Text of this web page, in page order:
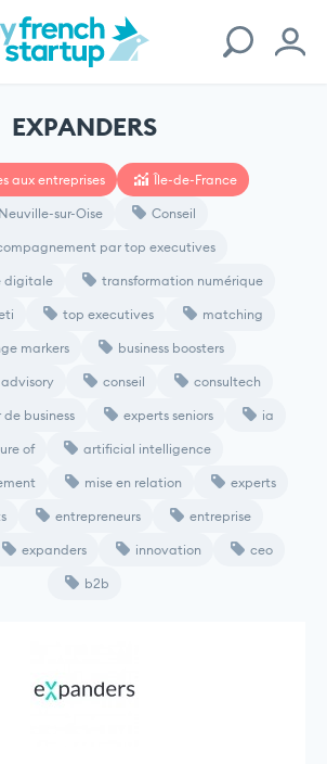
EXPANDERS
aux entreprises Île-de-France
Neuville-sur-Oise Conseil
par top executives
digitale transformation numérique
top executives matching
markers business boosters
conseil consultech
business experts seniors ia
of artificial intelligence
mise en relation experts
entrepreneurs entreprise
expanders innovation ceo
b2b